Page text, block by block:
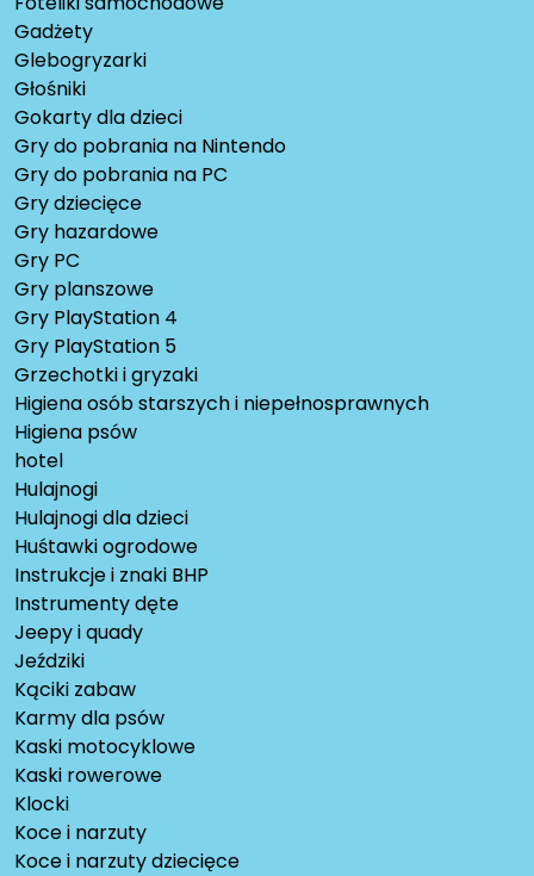
Gadżety
Glebogryzarki
Głośniki
Gokarty dla dzieci
Gry do pobrania na Nintendo
Gry do pobrania na PC
Gry dziecięce
Gry hazardowe
Gry PC
Gry planszowe
Gry PlayStation 4
Gry PlayStation 5
Grzechotki i gryzaki
Higiena osób starszych i niepełnosprawnych
Higiena psów
hotel
Hulajnogi
Hulajnogi dla dzieci
Huśtawki ogrodowe
Instrukcje i znaki BHP
Instrumenty dęte
Jeepy i quady
Jeździki
Kąciki zabaw
Karmy dla psów
Kaski motocyklowe
Kaski rowerowe
Klocki
Koce i narzuty
Koce i narzuty dziecięce